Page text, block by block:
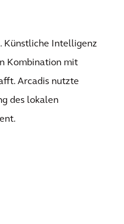
Künstliche Intelligenz
Kombination mit
Arcadis nutzte
des lokalen